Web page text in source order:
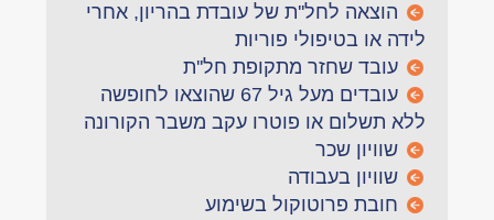
הוצאה לחל''ת של עובדת בהריון, אחרי
לידה או בטיפולי פוריות
עובד שחזר מתקופת חל''ת
עובדים מעל גיל 67 שהוצאו לחופשה
ללא תשלום או פוטרו עקב משבר הקורונה
שוויון שכר
שוויון בעבודה
חובת פרוטוקול בשימוע